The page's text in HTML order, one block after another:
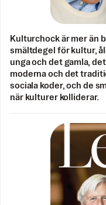
Kulturchock är mer än
smältdegel för kultur,
unga och det gamla,
moderna och det
sociala koder, och de
när kulturer kolliderar.